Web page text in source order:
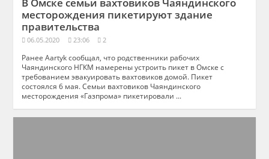
месторождения пикетируют здание
правительства
06.05.2020 23:06 2
Ранее Aartyk сообщал, что родственники рабочих
Чаяндинского НГКМ намерены устроить пикет в Омске с
требованием эвакуировать вахтовиков домой. Пикет
состоялся 6 мая. Семьи вахтовиков Чаяндинского
месторождения «Газпрома» пикетировали ...